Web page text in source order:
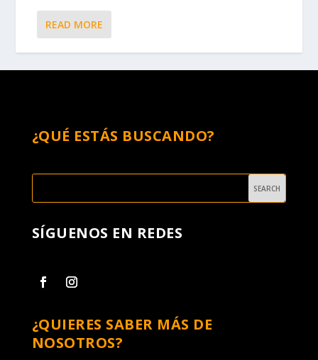
READ MORE
¿QUÉ ESTÁS BUSCANDO?
SÍGUENOS EN REDES
¿QUIERES SABER MÁS DE
NOSOTROS?